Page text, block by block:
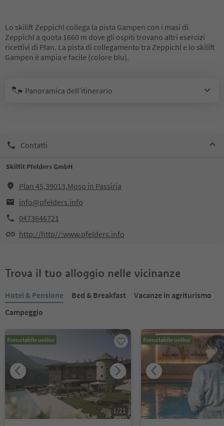
Lo skilift Zeppichl collega la pista Gampen con i masi di
Zeppichl a quota 1660 m dove gli ospiti trovano altri esercizi
ricettivi di Plan. La pista di collegamento tra Zeppichl e lo skilift
Gampen è ampia e facile (colore blu).
Panoramica dell’itinerario
Contatti
Skilfit Pfelders GmbH
Plan 45,39013,Moso in Passiria
info@pfelders.info
0473646721
http://http//:www.pfelders.info
Trova il tuo alloggio nelle vicinanze
Hotel & Pensione Bed & Breakfast
Vacanze in agriturismo
Campeggio
Prenotabile online
1/21
Prenotabile online